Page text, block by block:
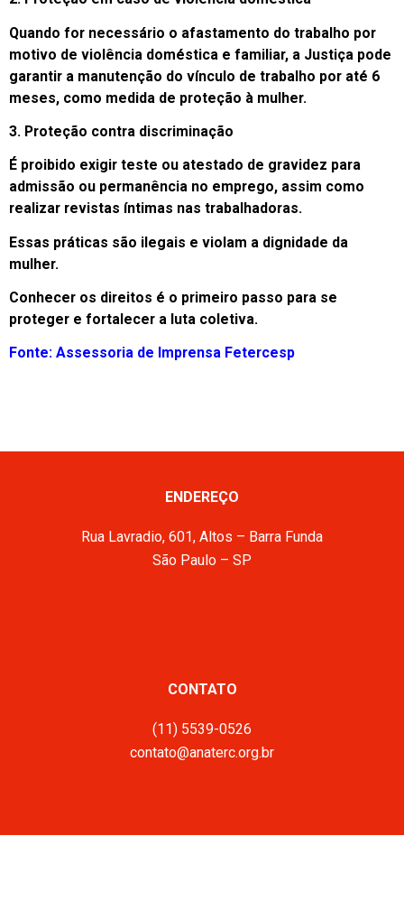
Quando for necessário o afastamento do trabalho por
motivo de violência doméstica e familiar, a Justiça pode
garantir a manutenção do vínculo de trabalho por até 6
meses, como medida de proteção à mulher.
3. Proteção contra discriminação
É proibido exigir teste ou atestado de gravidez para
admissão ou permanência no emprego, assim como
realizar revistas íntimas nas trabalhadoras.
Essas práticas são ilegais e violam a dignidade da
mulher.
Conhecer os direitos é o primeiro passo para se
proteger e fortalecer a luta coletiva.
Fonte: Assessoria de Imprensa Fetercesp
ENDEREÇO
Rua Lavradio, 601, Altos – Barra Funda
São Paulo – SP
CONTATO
(11) 5539-0526
contato@anaterc.org.br